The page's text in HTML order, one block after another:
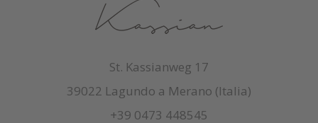
St. Kassianweg 17
39022 Lagundo a Merano (Italia)
+39 0473 448545